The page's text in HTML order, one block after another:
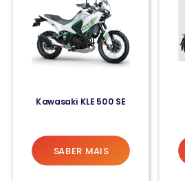
Kawasaki KLE 500 SE
SABER MAIS